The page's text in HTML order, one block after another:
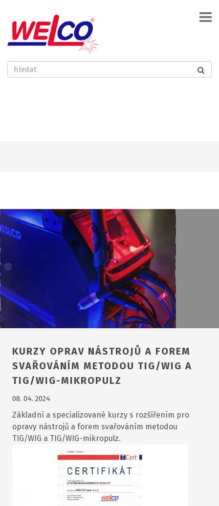
KURZY OPRAV NÁSTROJŮ A FOREM
SVAŘOVÁNÍM METODOU TIG/WIG A
TIG/WIG-MIKROPULZ
08. 04. 2024
Základní a specializované kurzy s rozšířením pro
opravy nástrojů a forem svařováním metodou
TIG/WIG a TIG/WIG-mikropulz.